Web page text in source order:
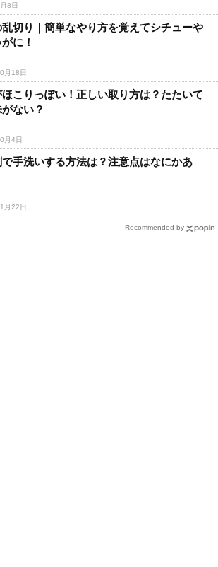
8日
乱切り｜簡単なやり方を覚えてシチューや
に！
月18日
こりっぽい！正しい取り方は？たたいて
ない？
月4日
手洗いする方法は？注意点はなにかあ
月22日
Recommended by